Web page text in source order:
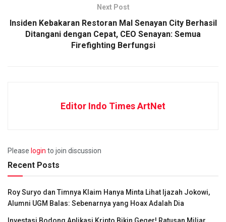
Next Post
Insiden Kebakaran Restoran Mal Senayan City Berhasil
Ditangani dengan Cepat, CEO Senayan: Semua
Firefighting Berfungsi
Editor Indo Times ArtNet
Please login to join discussion
Recent Posts
Roy Suryo dan Timnya Klaim Hanya Minta Lihat Ijazah Jokowi,
Alumni UGM Balas: Sebenarnya yang Hoax Adalah Dia